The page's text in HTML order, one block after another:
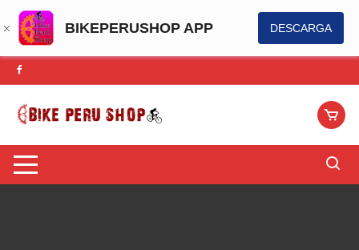
BIKEPERUSHOP APP DESCARGA
Saltar
al
contenido